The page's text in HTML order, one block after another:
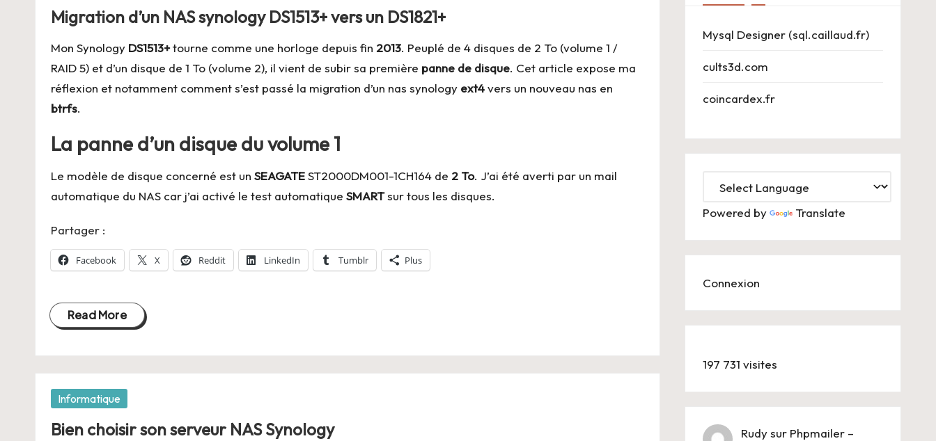
père
famille
Migration d’un NAS synology DS1513+ vers un DS1821+
Mon Synology DS1513+tourne comme une horloge depuis fin 2013. Peuplé de 4 disques de 2 To (volume 1 /
RAID 5) et d’un disque de 1 To (volume 2), il vient de subir sa première panne de disque. Cet article expose ma
réflexion et notamment comment s’est passé la migration d’un nas synology ext4vers un nouveau nas en
btrfs.
La panne d’un disque du volume 1
Le modèle de disque concerné est un SEAGATEST2000DM001-1CH164 de 2 To. J’ai été averti par un mail
automatique du NAS car j’ai activé le test automatique SMARTsur tous les disques.
Partager :
Facebook X Reddit LinkedIn Tumblr Plus
Read More
Posted
Informatique
Bien choisir son serveur NAS Synology
Mysql Designer (sql.caillaud.fr)
cults3d.com
coincardex.fr
Powered by Translate
Connexion
197 731 visites
Rudysur Phpmailer –